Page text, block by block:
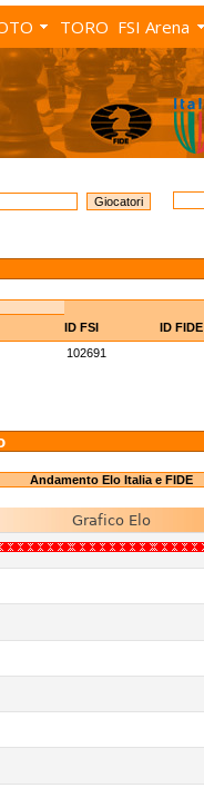
TORO FSI Arena
ID FSI ID FIDE
102691
Andamento Elo Italia e FIDE